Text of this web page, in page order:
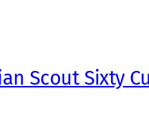
Scout Sixty